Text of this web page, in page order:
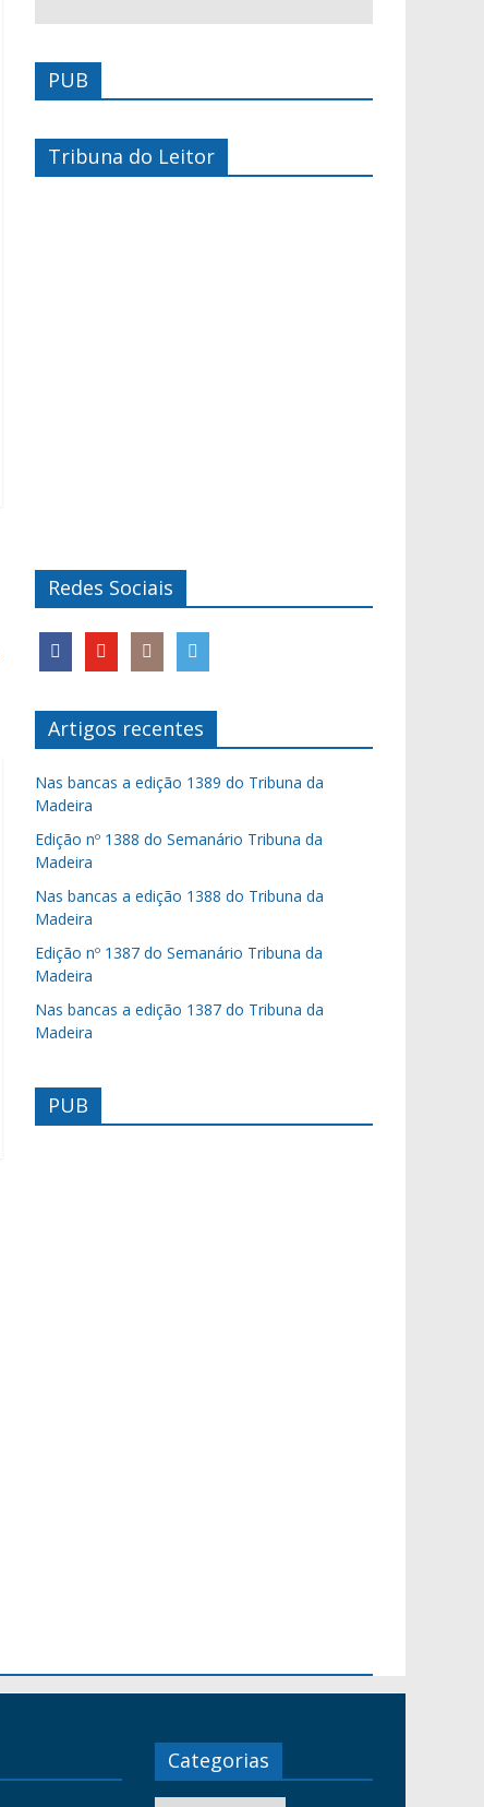
PUB
Tribuna do Leitor
Redes Sociais
Artigos recentes
Nas bancas a edição 1389 do Tribuna da
Madeira
Edição nº 1388 do Semanário Tribuna da
Madeira
Nas bancas a edição 1388 do Tribuna da
Madeira
Edição nº 1387 do Semanário Tribuna da
Madeira
Nas bancas a edição 1387 do Tribuna da
Madeira
PUB
Categorias